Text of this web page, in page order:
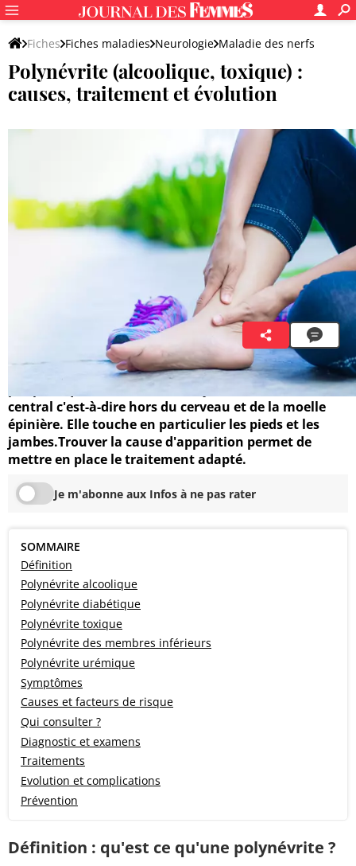
Fiches Fiches maladies Neurologie Maladie des nerfs
Polynévrite (alcoolique, toxique) :
causes, traitement et évolution
La polynévrite est une atteinte des nerfs
périphériques, situés hors du système nerveux
central c'est-à-dire hors du cerveau et de la moelle
épinière. Elle touche en particulier les pieds et les
jambes.Trouver la cause d'apparition permet de
mettre en place le traitement adapté.
Je m'abonne aux Infos à ne pas rater
SOMMAIRE
Définition
Polynévrite alcoolique
Polynévrite diabétique
Polynévrite toxique
Polynévrite des membres inférieurs
Polynévrite urémique
Symptômes
Causes et facteurs de risque
Qui consulter ?
Diagnostic et examens
Traitements
Evolution et complications
Prévention
Définition : qu'est ce qu'une polynévrite ?